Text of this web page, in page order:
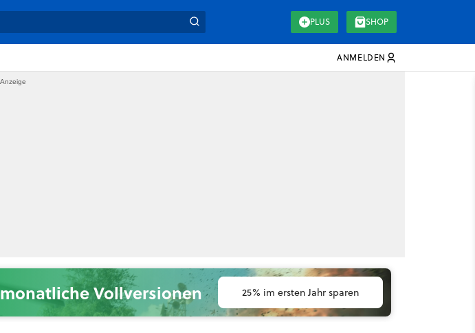
PLUS SHOP
ANMELDEN
Vollversionen 25% im ersten Jahr sparen